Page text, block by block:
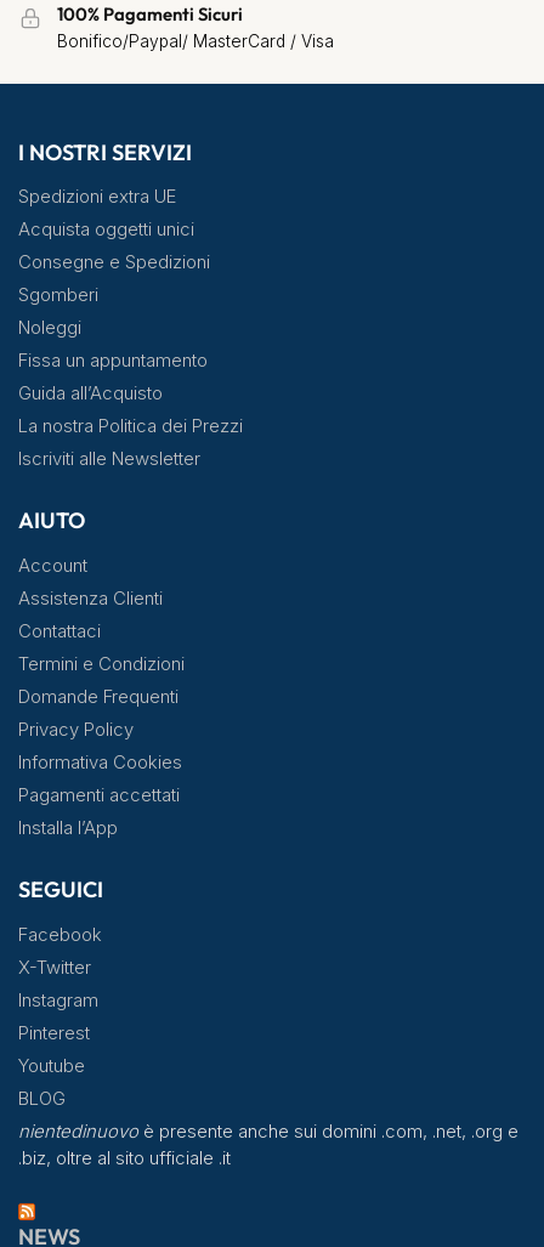
100% Pagamenti Sicuri
Bonifico/Paypal/ MasterCard / Visa
I NOSTRI SERVIZI
Spedizioni extra UE
Acquista oggetti unici
Consegne e Spedizioni
Sgomberi
Noleggi
Fissa un appuntamento
Guida all’Acquisto
La nostra Politica dei Prezzi
Iscriviti alle Newsletter
AIUTO
Account
Assistenza Clienti
Contattaci
Termini e Condizioni
Domande Frequenti
Privacy Policy
Informativa Cookies
Pagamenti accettati
Installa l’App
SEGUICI
Facebook
X-Twitter
Instagram
Pinterest
Youtube
BLOG
nientedinuovoè presente anche sui domini .com, .net, .org e
.biz, oltre al sito ufficiale .it
NEWS